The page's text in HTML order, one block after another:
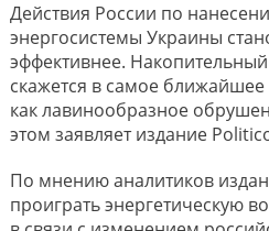
Действия России по
энергосистемы Украины
эффективнее. Накопительный
скажется в самое
как лавинообразное
этом заявляет издание
По мнению аналитиков
проиграть энергетическую